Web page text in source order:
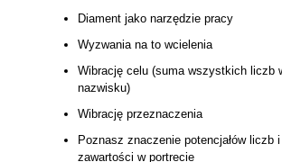
Diament jako narzędzie pracy
Wyzwania na to wcielenia
Wibrację celu (suma wszystkich liczb
nazwisku)
Wibrację przeznaczenia
Poznasz znaczenie potencjałów liczb
zawartości w portrecie